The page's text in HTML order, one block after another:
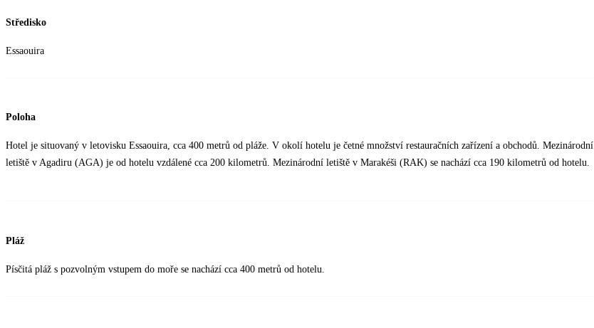
Středisko
Essaouira
Poloha
Hotel je situovaný v letovisku Essaouira, cca 400 metrů od pláže. V okolí hotelu je četné množství restauračních zařízení a obchodů. Mezinárodní
letiště v Agadiru (AGA) je od hotelu vzdálené cca 200 kilometrů. Mezinárodní letiště v Marakéši (RAK) se nachází cca 190 kilometrů od hotelu.
Pláž
Písčitá pláž s pozvolným vstupem do moře se nachází cca 400 metrů od hotelu.